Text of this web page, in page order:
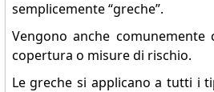
semplicemente “greche”.
Vengono anche
copertura o misure di rischio.
Le greche si applicano a tutti i